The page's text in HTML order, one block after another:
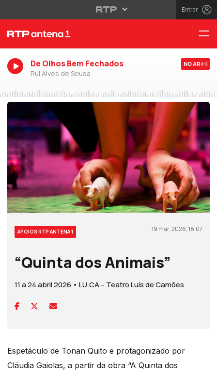
Entrar
De Olhos Bem Fechados
Rui Alves de Sousa
NO AR
APOIOS RTP ANTENA 1 19 mar, 2026, 18:07
“Quinta dos Animais”
11 a 24 abril 2026 • LU.CA – Teatro Luís de Camões
Espetáculo de Tonan Quito e protagonizado por
Cláudia Gaiolas, a partir da obra “A Quinta dos